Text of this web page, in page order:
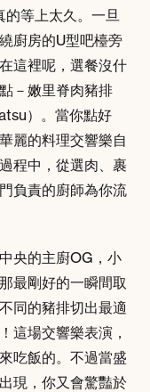
等上太久。一旦
廚房的U型吧檯旁
這裡呢，選餐沒什
－嫩里脊肉豬排
）。當你點好
麗的料理交響樂自
程中，從選肉、裹
負責的廚師為你流
央的主廚OG，小
最剛好的一瞬間取
同的豬排切出最適
這場交響樂表演，
吃飯的。不過當盛
現，你又會驚豔於